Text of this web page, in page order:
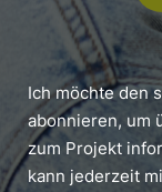
Ich möchte den
abonnieren, um
zum Projekt
kann jederzeit